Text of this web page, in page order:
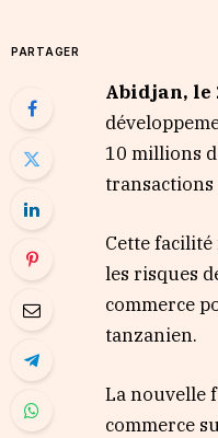
PARTAGER
Abidjan, le
10 millions
transactions
Cette
les risques
commerce
tanzanien.
La nouvelle
commerce